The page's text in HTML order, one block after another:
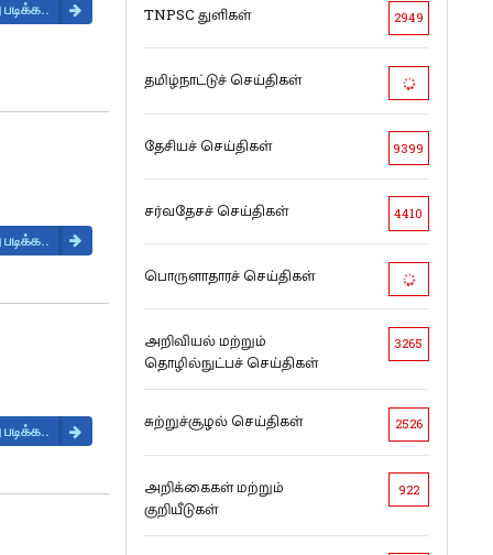
படிக்க..
படிக்க..
படிக்க..
TNPSC துளிகள் 2949
தமிழ்நாட்டுச் செய்திகள்
தேசியச் செய்திகள் 9399
சர்வதேசச் செய்திகள் 4410
பொருளாதாரச் செய்திகள்
அறிவியல் மற்றும்
தொழில்நுட்பச் செய்திகள்
3265
சுற்றுச்சூழல் செய்திகள் 2526
அறிக்கைகள் மற்றும்
குறியீடுகள்
922